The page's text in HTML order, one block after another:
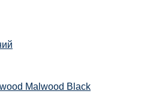
Malwood Black